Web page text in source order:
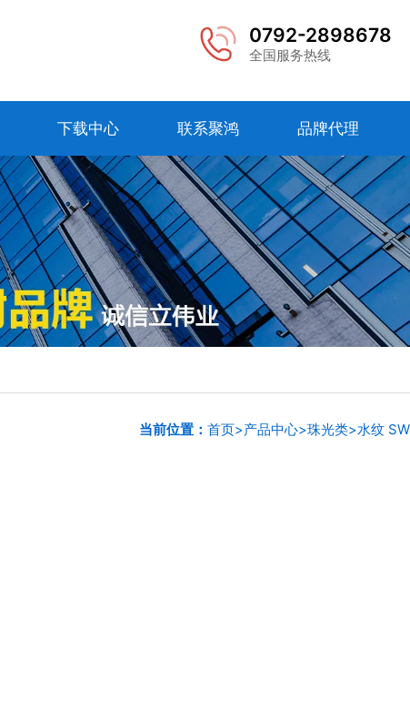
0792-2898678
全国服务热线
下载中心 联系聚鸿 品牌代理
当前位置： 首页>产品中心>珠光类>水纹 SW